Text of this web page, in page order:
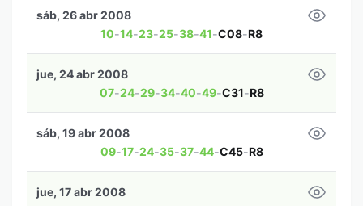
10-14-23-25-38-41-C08-R8
sáb, 26 abr 2008
07-24-29-34-40-49-C31-R8
jue, 24 abr 2008
09-17-24-35-37-44-C45-R8
sáb, 19 abr 2008
jue, 17 abr 2008